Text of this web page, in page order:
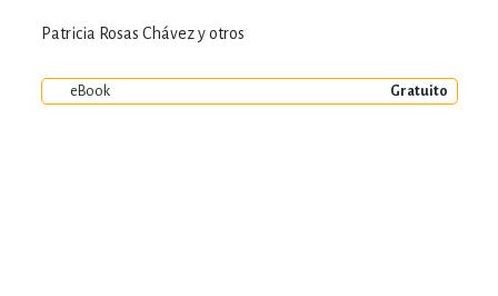
Patricia Rosas Chávez y otros
eBook Gratuito